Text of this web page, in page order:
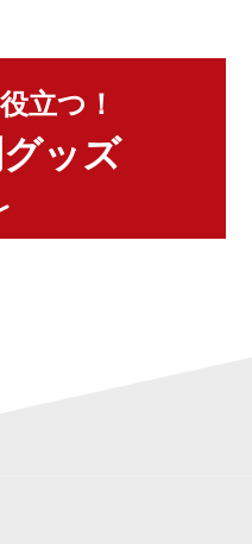
立つ！
ッズ